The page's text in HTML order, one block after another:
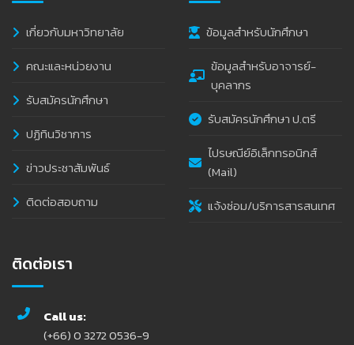
เกี่ยวกับมหาวิทยาลัย
คณะและหน่วยงาน
รับสมัครนักศึกษา
ปฏิทินวิชาการ
ข่าวประชาสัมพันธ์
ติดต่อสอบถาม
ข้อมูลสำหรับนักศึกษา
ข้อมูลสำหรับอาจารย์-
บุคลากร
รับสมัครนักศึกษา ป.ตรี
ไปรษณีย์อิเล็กทรอนิกส์
(Mail)
แจ้งซ่อม/บริการสารสนเทศ
ติดต่อเรา
Call us:
(+66) 0 3272 0536-9